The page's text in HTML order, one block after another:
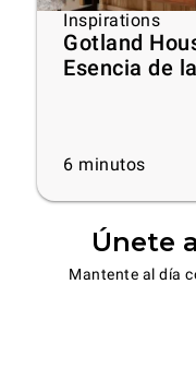
Inspirations
Gotland
Esencia de
6 minutos
Únete
Mantente al día